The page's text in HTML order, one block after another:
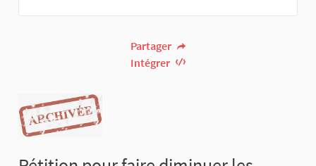
Partager
Intégrer